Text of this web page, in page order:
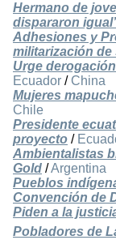
Hermano de
dispararon
Adhesiones y
militarización
Urge
Ecuador / China
Mujeres
Chile
Presidente
proyecto /
Ambientalistas
Gold /Argentina
Pueblos
Convención de
Piden a la
Pobladores de